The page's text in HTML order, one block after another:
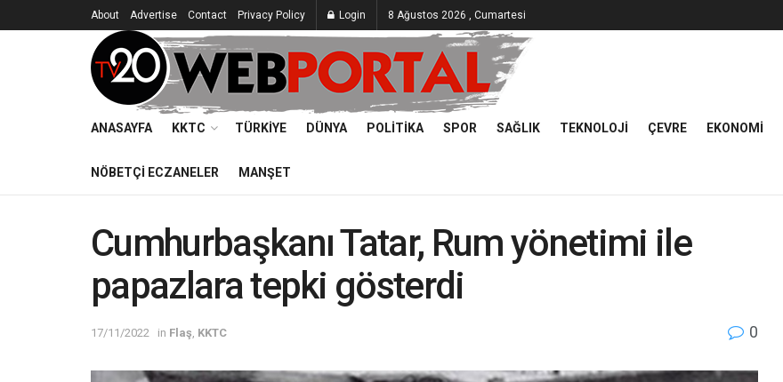
About Advertise Contact Privacy Policy Login 8 Ağustos 2026 , Cumartesi
ANASAYFA KKTC TÜRKIYE DÜNYA POLITIKA SPOR SAĞLIK TEKNOLOJI ÇEVRE EKONOMI
NÖBETÇI ECZANELER MANŞET
Cumhurbaşkanı Tatar, Rum yönetimi ile
papazlara tepki gösterdi
17/11/2022 in Flaş KKTC 0